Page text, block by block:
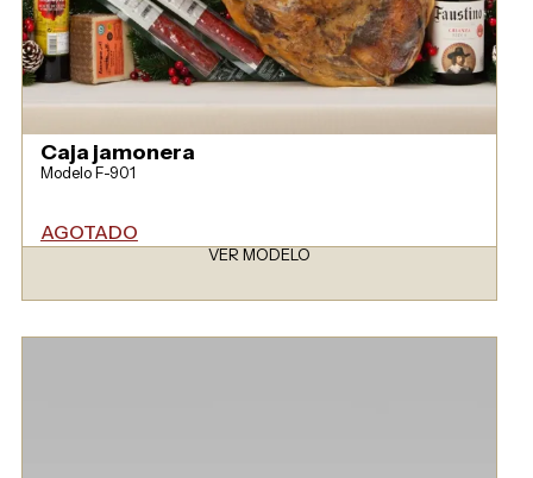
Caja jamonera
Modelo F-901
AGOTADO
VER MODELO